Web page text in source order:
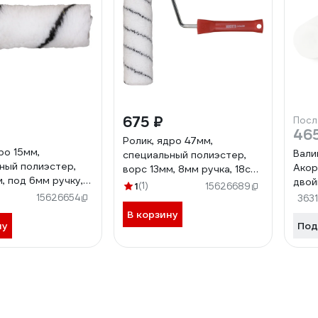
15мм,
полиэстер,
под 6мм ручку,
COLOR 30-
15626654
675 ₽
Ролик, ядро 47мм,
специальный полиэстер,
ворс 13мм, 8мм ручка, 18см
МASTER COLOR 30-0720
1(1) 15626689
В корзину